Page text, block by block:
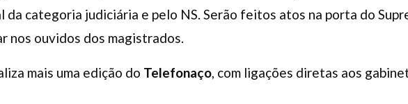
da categoria judiciária e pelo NS. Serão feitos atos na porta do
nos ouvidos dos magistrados.
mais uma edição do Telefonaço, com ligações diretas aos